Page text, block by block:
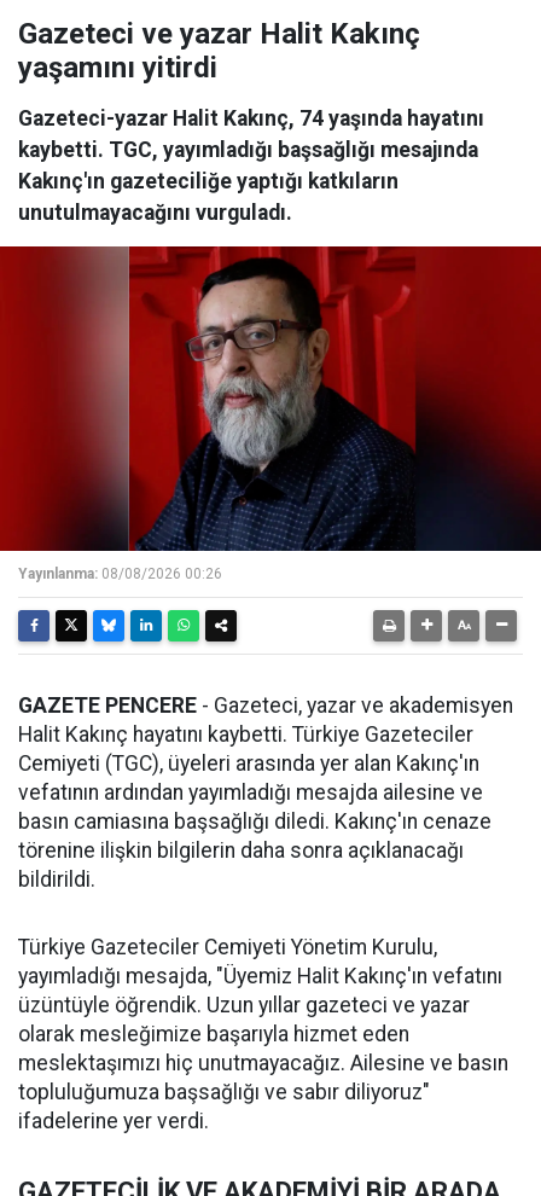
Gazeteci ve yazar Halit Kakınç
yaşamını yitirdi
Gazeteci-yazar Halit Kakınç, 74 yaşında hayatını
kaybetti. TGC, yayımladığı başsağlığı mesajında
Kakınç'ın gazeteciliğe yaptığı katkıların
unutulmayacağını vurguladı.
Yayınlanma: 08/08/2026 00:26
GAZETE PENCERE - Gazeteci, yazar ve akademisyen
Halit Kakınç hayatını kaybetti. Türkiye Gazeteciler
Cemiyeti (TGC), üyeleri arasında yer alan Kakınç'ın
vefatının ardından yayımladığı mesajda ailesine ve
basın camiasına başsağlığı diledi. Kakınç'ın cenaze
törenine ilişkin bilgilerin daha sonra açıklanacağı
bildirildi.
Türkiye Gazeteciler Cemiyeti Yönetim Kurulu,
yayımladığı mesajda, "Üyemiz Halit Kakınç'ın vefatını
üzüntüyle öğrendik. Uzun yıllar gazeteci ve yazar
olarak mesleğimize başarıyla hizmet eden
meslektaşımızı hiç unutmayacağız. Ailesine ve basın
topluluğumuza başsağlığı ve sabır diliyoruz"
ifadelerine yer verdi.